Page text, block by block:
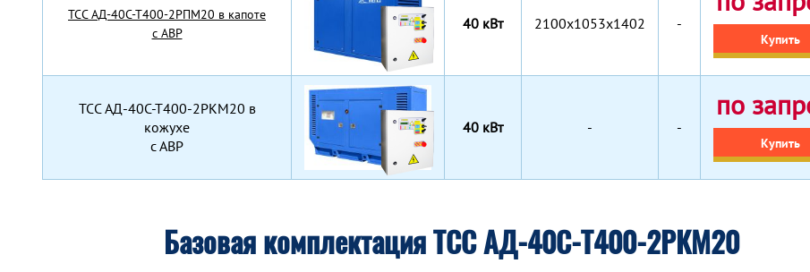
TCC АД-40С-Т400-2РПМ20 в капоте
с АВР
40 кВт 2100х1053х1402 -
Купить
TCC АД-40С-Т400-2РКМ20 в
кожухе
с АВР
40 кВт - -
по
Купить
Базовая комплектация ТСС АД-40С-Т400-2РКМ20